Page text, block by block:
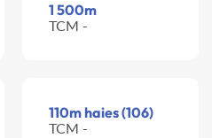
1 500m
TCM -
110m haies (106)
TCM -